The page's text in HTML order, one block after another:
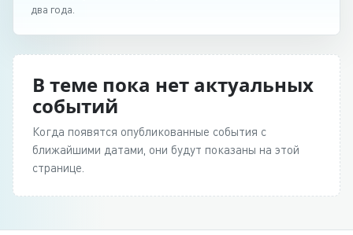
два года.
В теме пока нет актуальных
событий
Когда появятся опубликованные события с
ближайшими датами, они будут показаны на этой
странице.